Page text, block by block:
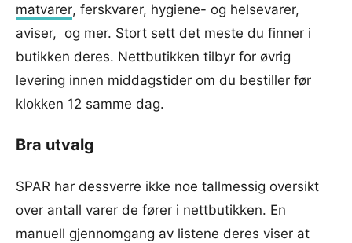
matvarer, ferskvarer, hygiene- og helsevarer,
aviser, og mer. Stort sett det meste du finner i
butikken deres. Nettbutikken tilbyr for øvrig
levering innen middagstider om du bestiller før
klokken 12 samme dag.
Bra utvalg
SPAR har dessverre ikke noe tallmessig oversikt
over antall varer de fører i nettbutikken. En
manuell gjennomgang av listene deres viser at